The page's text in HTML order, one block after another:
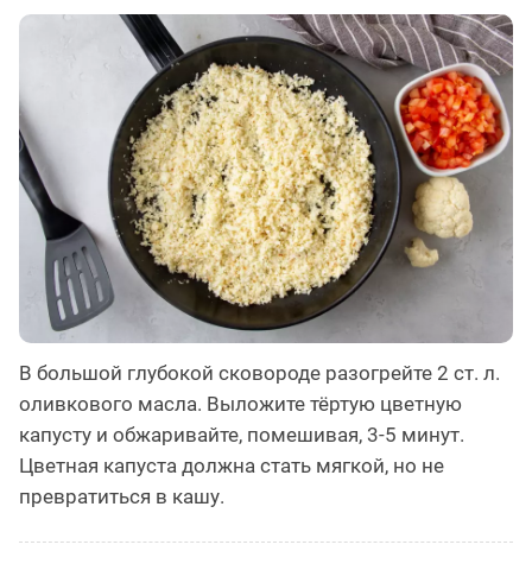
В большой глубокой сковороде разогрейте 2 ст. л.
оливкового масла. Выложите тёртую цветную
капусту и обжаривайте, помешивая, 3-5 минут.
Цветная капуста должна стать мягкой, но не
превратиться в кашу.